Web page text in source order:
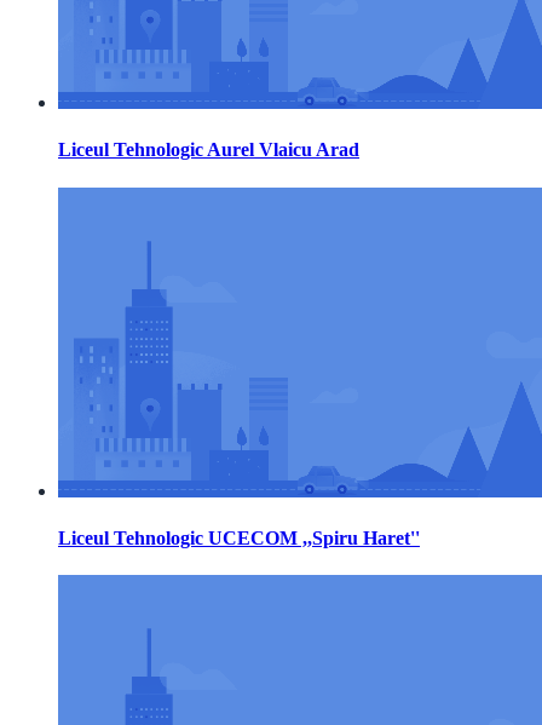
Liceul Tehnologic Aurel Vlaicu Arad
Liceul Tehnologic UCECOM ,,Spiru Haret''